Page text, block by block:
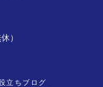
）
立ちブログ